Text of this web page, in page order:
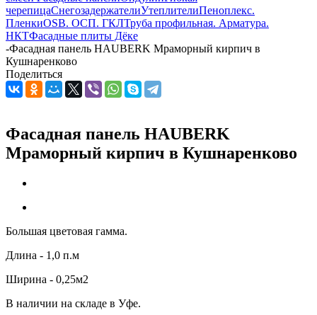
черепицаСнегозадержателиУтеплителиПеноплекс.
ПленкиOSB. ОСП. ГКЛТруба профильная. Арматура.
НКТФасадные плиты Дёке
-Фасадная панель HAUBERK Мраморный кирпич в
Кушнаренково
Поделиться
Фасадная панель HAUBERK
Мраморный кирпич в Кушнаренково
Большая цветовая гамма.
Длина - 1,0 п.м
Ширина - 0,25м2
В наличии на складе в Уфе.